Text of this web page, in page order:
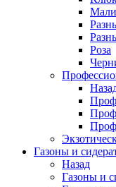
Роза
Газоны и
Назад
Газоны и